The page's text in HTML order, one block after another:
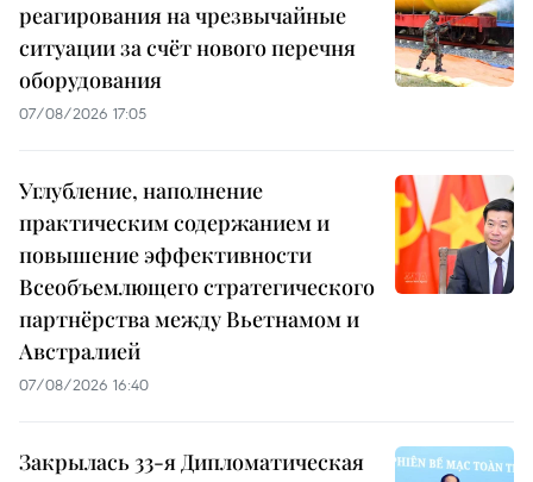
реагирования на чрезвычайные
ситуации за счёт нового перечня
оборудования
07/08/2026 17:05
Углубление, наполнение
практическим содержанием и
повышение эффективности
Всеобъемлющего стратегического
партнёрства между Вьетнамом и
Австралией
07/08/2026 16:40
Закрылась 33-я Дипломатическая